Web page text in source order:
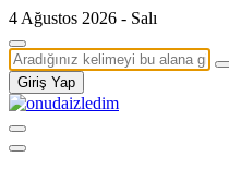
4 Ağustos 2026 - Salı
Giriş Yap